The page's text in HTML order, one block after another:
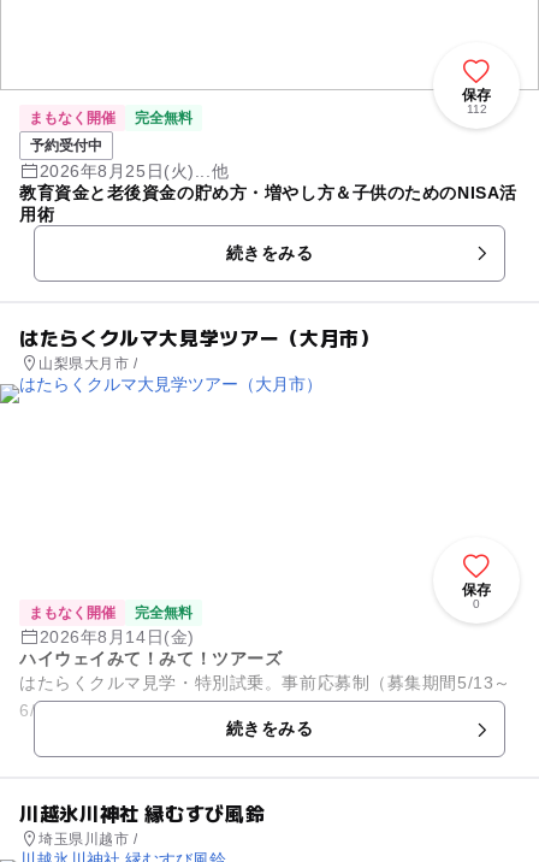
保存
112
まもなく開催
完全無料
予約受付中
2026年8月25日(火)...他
教育資金と老後資金の貯め方・増やし方＆子供のためのNISA活
用術
続きをみる
はたらくクルマ大見学ツアー（大月市）
山梨県大月市 /
保存
0
まもなく開催 完全無料
2026年8月14日(金)
ハイウェイみて！みて！ツアーズ
はたらくクルマ見学・特別試乗。事前応募制（募集期間5/13～
6/12）。応募多数の場合は抽選。小学生対象（保護者同伴）。
続きをみる
川越氷川神社 縁むすび風鈴
埼玉県川越市 /